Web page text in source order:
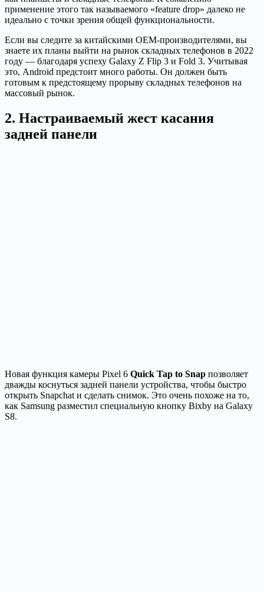
применение этого так называемого «feature drop» далеко не
идеально с точки зрения общей функциональности.
Если вы следите за китайскими OEM-производителями, вы
знаете их планы выйти на рынок складных телефонов в 2022
году — благодаря успеху Galaxy Z Flip 3 и Fold 3. Учитывая
это, Android предстоит много работы. Он должен быть
готовым к предстоящему прорыву складных телефонов на
массовый рынок.
2. Настраиваемый жест касания
задней панели
Новая функция камеры Pixel 6 Quick Tap to Snap позволяет
дважды коснуться задней панели устройства, чтобы быстро
открыть Snapchat и сделать снимок. Это очень похоже на то,
как Samsung разместил специальную кнопку Bixby на Galaxy
S8.